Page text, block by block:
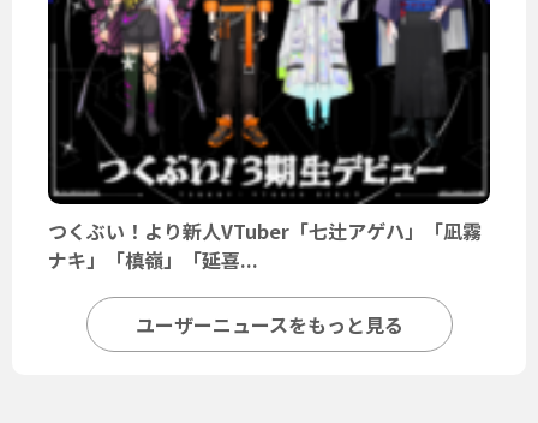
つくぶい！より新人VTuber「七辻アゲハ」「凪霧
ナキ」「槙嶺」「延喜...
ユーザーニュースをもっと見る